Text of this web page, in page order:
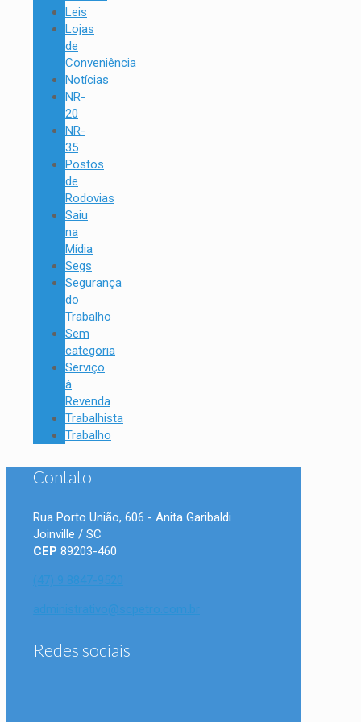
Leis
Lojas
de
Conveniência
Notícias
NR-
20
NR-
35
Postos
de
Rodovias
Saiu
na
Mídia
Segs
Segurança
do
Trabalho
Sem
categoria
Serviço
à
Revenda
Trabalhista
Trabalho
Contato
Rua Porto União, 606 - Anita Garibaldi
Joinville / SC
CEP 89203-460
(47) 9 8847-9520
administrativo@scpetro.com.br
Redes sociais